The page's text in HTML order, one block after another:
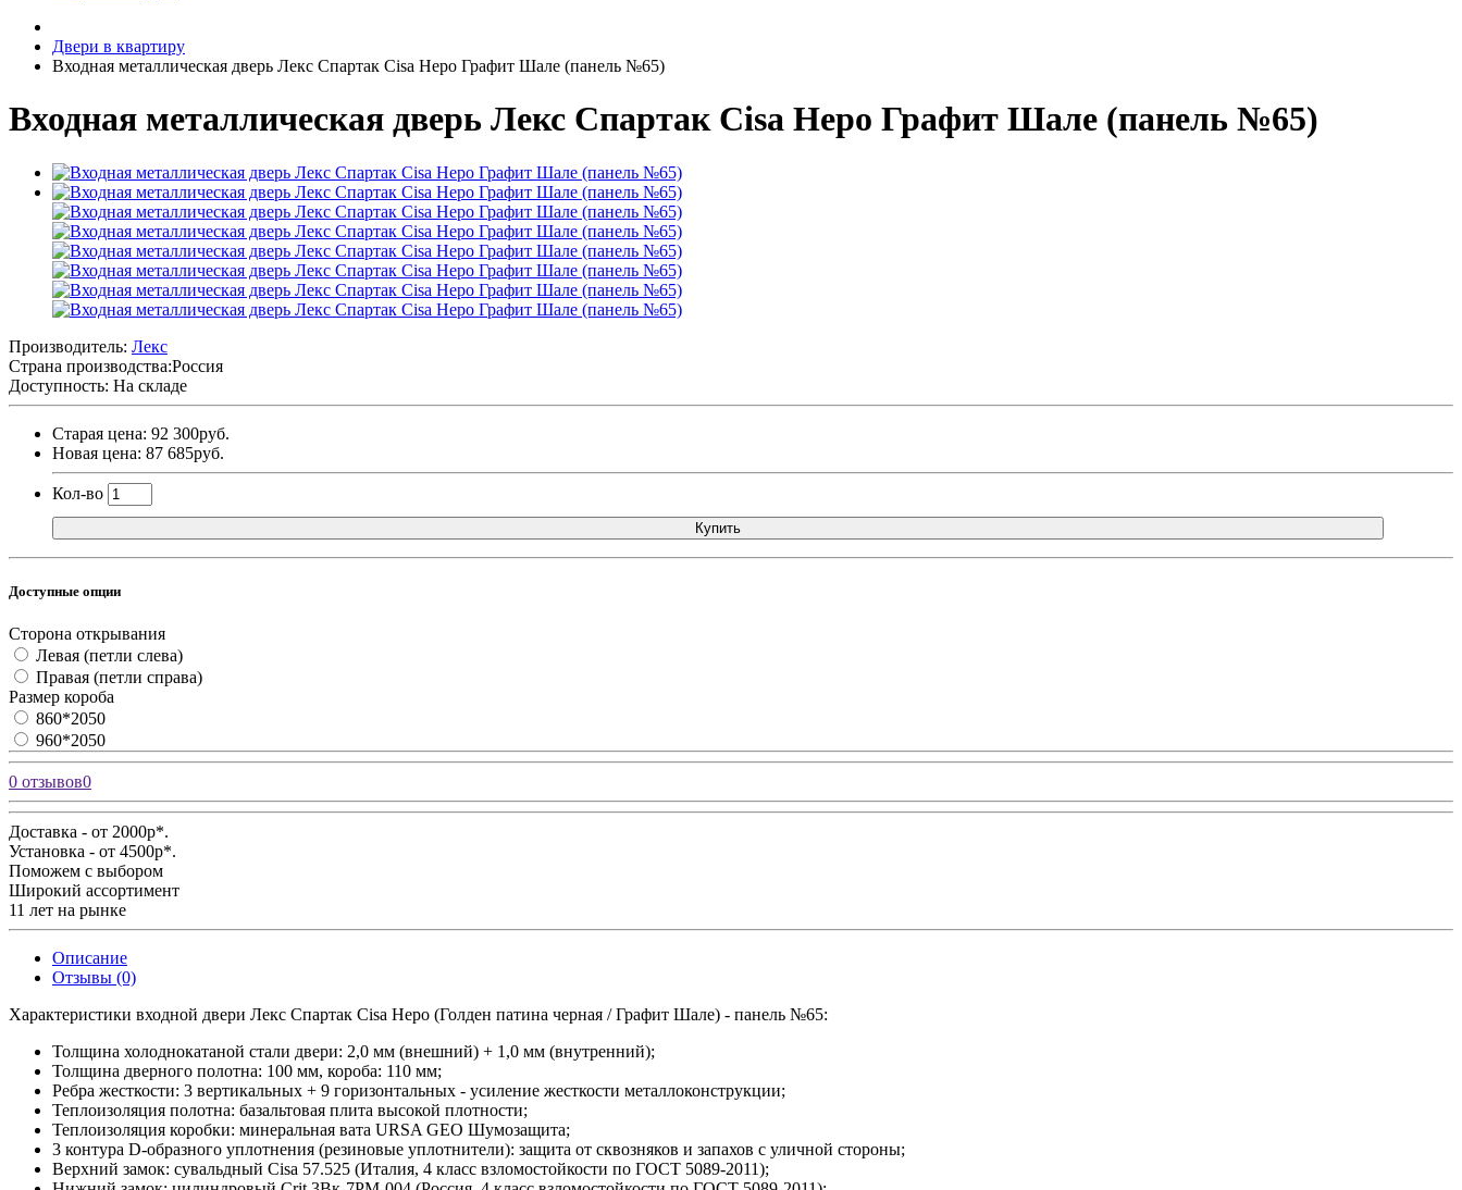
Двери в квартиру
Входная металлическая дверь Лекс Спартак Cisa Неро Графит Шале (панель №65)
Входная металлическая дверь Лекс Спартак Cisa Неро Графит Шале (панель №65)
Производитель: Лекс
Страна производства:Россия
Доступность: На складе
Старая цена: 92 300руб.
Новая цена: 87 685руб.
Кол-во
Купить
Доступные опции
Сторона открывания
Левая (петли слева)
Правая (петли справа)
Размер короба
860*2050
960*2050
0 отзывов0
Доставка - от 2000р*.
Установка - от 4500р*.
Поможем с выбором
Широкий ассортимент
11 лет на рынке
Описание
Отзывы (0)
Характеристики входной двери Лекс Спартак Cisa Неро (Голден патина черная / Графит Шале) - панель №65:
Толщина холоднокатаной стали двери: 2,0 мм (внешний) + 1,0 мм (внутренний);
Толщина дверного полотна: 100 мм, короба: 110 мм;
Ребра жесткости: 3 вертикальных + 9 горизонтальных - усиление жесткости металлоконструкции;
Теплоизоляция полотна: базальтовая плита высокой плотности;
Теплоизоляция коробки: минеральная вата URSA GEO Шумозащита;
3 контура D-образного уплотнения (резиновые уплотнители): защита от сквозняков и запахов с уличной стороны;
Верхний замок: сувальдный Cisa 57.525 (Италия, 4 класс взломостойкости по ГОСТ 5089-2011);